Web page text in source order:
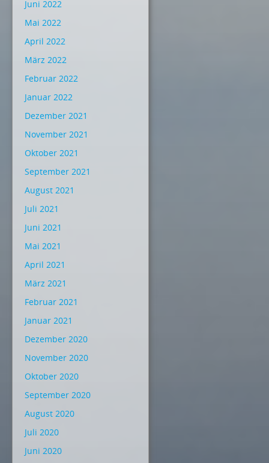
Juni 2022
Mai 2022
April 2022
März 2022
Februar 2022
Januar 2022
Dezember 2021
November 2021
Oktober 2021
September 2021
August 2021
Juli 2021
Juni 2021
Mai 2021
April 2021
März 2021
Februar 2021
Januar 2021
Dezember 2020
November 2020
Oktober 2020
September 2020
August 2020
Juli 2020
Juni 2020